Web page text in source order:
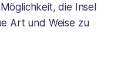
die Insel
Art und Weise zu